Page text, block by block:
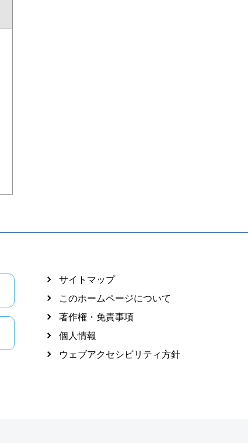
サイトマップ
このホームページについて
著作権・免責事項
個人情報
ウェブアクセシビリティ方針